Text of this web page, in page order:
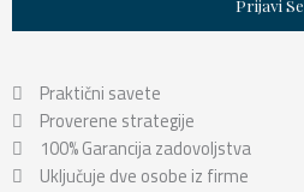
Prijavi Se
Praktični savete
Proverene strategije
100% Garancija zadovoljstva
Uključuje dve osobe iz firme